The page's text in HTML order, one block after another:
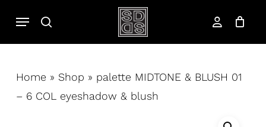
contenuto
cerca account
Menu
Home » Shop » palette MIDTONE & BLUSH 01
– 6 COL eyeshadow & blush